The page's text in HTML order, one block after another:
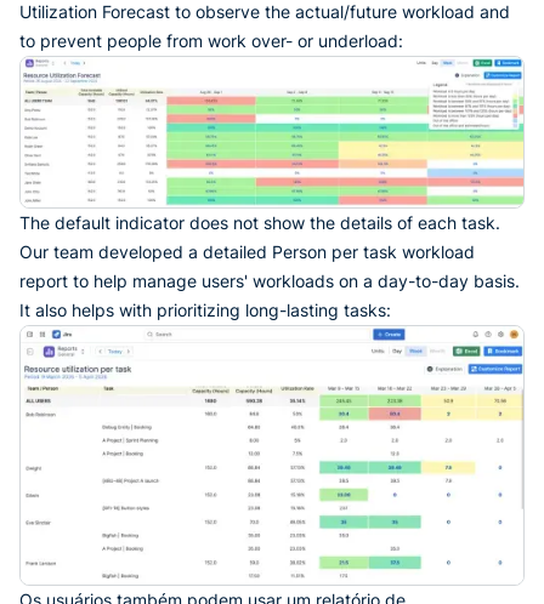
Utilization Forecast to observe the actual/future workload and
to prevent people from work over- or underload:
The default indicator does not show the details of each task.
Our team developed a detailed Person per task workload
report to help manage users' workloads on a day-to-day basis.
It also helps with prioritizing long-lasting tasks: